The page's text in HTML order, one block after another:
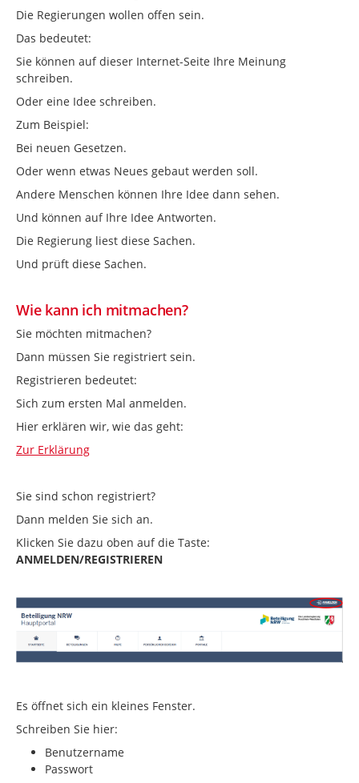
Die Regierungen wollen offen sein.
Das bedeutet:
Sie können auf dieser Internet-Seite Ihre Meinung
schreiben.
Oder eine Idee schreiben.
Zum Beispiel:
Bei neuen Gesetzen.
Oder wenn etwas Neues gebaut werden soll.
Andere Menschen können Ihre Idee dann sehen.
Und können auf Ihre Idee Antworten.
Die Regierung liest diese Sachen.
Und prüft diese Sachen.
Wie kann ich mitmachen?
Sie möchten mitmachen?
Dann müssen Sie registriert sein.
Registrieren bedeutet:
Sich zum ersten Mal anmelden.
Hier erklären wir, wie das geht:
Zur Erklärung
Sie sind schon registriert?
Dann melden Sie sich an.
Klicken Sie dazu oben auf die Taste:
ANMELDEN/REGISTRIEREN
Es öffnet sich ein kleines Fenster.
Schreiben Sie hier:
Benutzername
Passwort